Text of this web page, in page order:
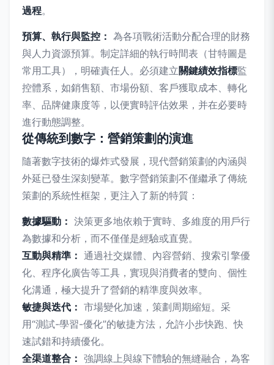
過程。
預算、執行與監控： 為各項戰術活動分配合理的財務
與人力資源預算。制定詳細的執行時間表（甘特圖是
常用工具），明確責任人。必須建立關鍵績效指標監
控體系，如銷售額、市場份額、客戶獲取成本、轉化
率、品牌健康度等，以便實時評估效果，并在必要時
進行動態調整。
從傳統到數字：營銷策劃的演進
隨著數字技術的爆炸式發展，現代營銷策劃的內涵與
外延已發生深刻變革。數字營銷策劃不僅繼承了傳統
策劃的系統性框架，更注入了新的特質：
數據驅動： 決策更多地依賴于實時、多維度的用戶行
為數據和分析，而不僅僅是經驗或直覺。
互動與精準： 通過社交媒體、內容營銷、搜索引擎優
化、程序化廣告等工具，實現與消費者的雙向、個性
化溝通，極大提升了營銷的精準度與效率。
敏捷與迭代： 市場變化加速，策劃周期縮短。采
用“測試-學習-優化”的敏捷方法，允許小步快跑、快
速試錯和持續優化。
全渠道整合： 強調線上與線下體驗的無縫融合，為客